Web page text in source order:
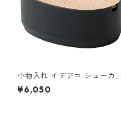
小物入れ イデアコ シェーカー
ボックス オーバルボックス M
サイズ ロータイプ（低） idea
¥6,050